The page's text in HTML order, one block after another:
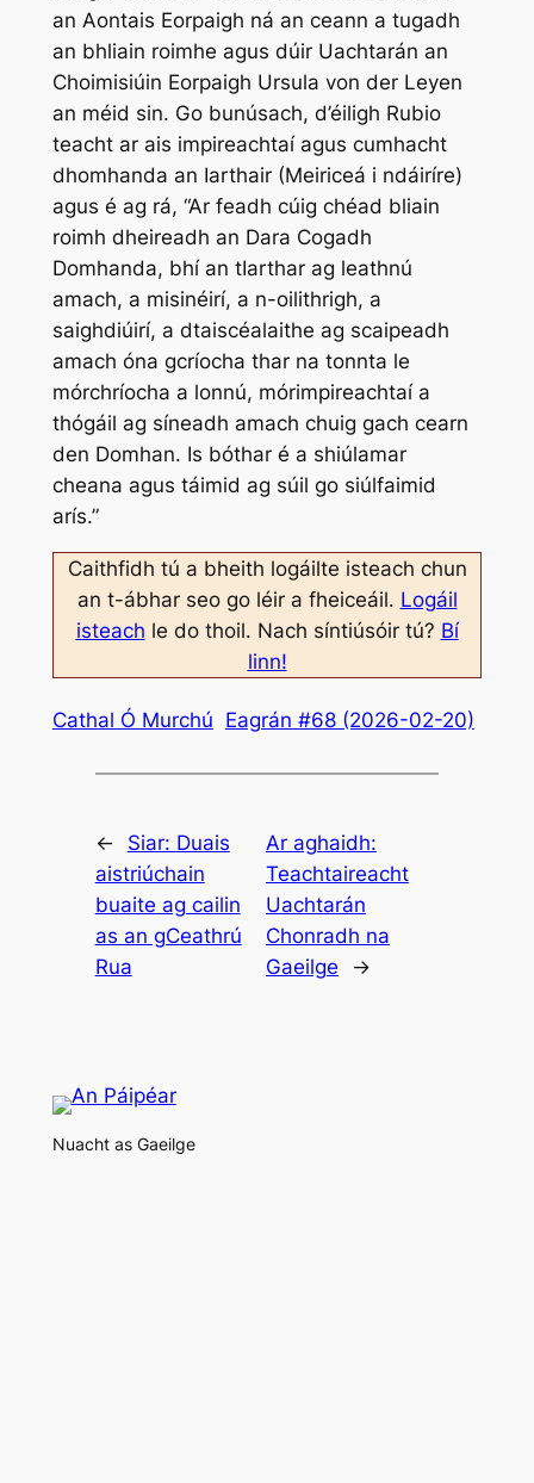
an Aontais Eorpaigh ná an ceann a tugadh
an bhliain roimhe agus dúir Uachtarán an
Choimisiúin Eorpaigh Ursula von der Leyen
an méid sin. Go bunúsach, d’éiligh Rubio
teacht ar ais impireachtaí agus cumhacht
dhomhanda an Iarthair (Meiriceá i ndáiríre)
agus é ag rá, “Ar feadh cúig chéad bliain
roimh dheireadh an Dara Cogadh
Domhanda, bhí an tIarthar ag leathnú
amach, a misinéirí, a n-oilithrigh, a
saighdiúirí, a dtaiscéalaithe ag scaipeadh
amach óna gcríocha thar na tonnta le
mórchríocha a lonnú, mórimpireachtaí a
thógáil ag síneadh amach chuig gach cearn
den Domhan. Is bóthar é a shiúlamar
cheana agus táimid ag súil go siúlfaimid
arís.”
Caithfidh tú a bheith logáilte isteach chun
an t-ábhar seo go léir a fheiceáil. Logáil
isteach le do thoil. Nach síntiúsóir tú? Bí
linn!
Cathal Ó Murchú Eagrán #68 (2026-02-20)
← Siar: Duais
aistriúchain
buaite ag cailin
as an gCeathrú
Rua
Ar aghaidh:
Teachtaireacht
Uachtarán
Chonradh na
Gaeilge
→
Nuacht as Gaeilge